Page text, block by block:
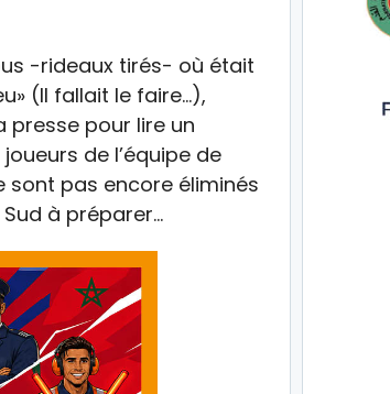
-rideaux tirés- où était
(Il fallait le faire…),
presse pour lire un
de l’équipe de
sont pas encore éliminés
à préparer…